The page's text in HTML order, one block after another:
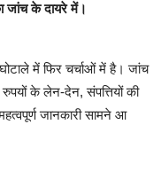
जांच के दायरे में।
में फिर चर्चाओं में है। जांच
के लेन-देन, संपत्तियों की
जानकारी सामने आ